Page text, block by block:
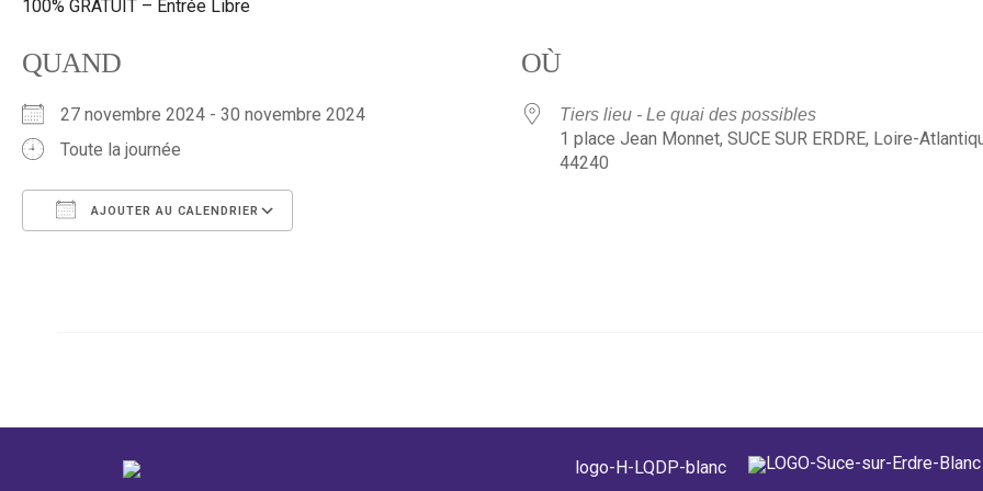
100% GRATUIT – Entrée Libre
QUAND
27 novembre 2024 - 30 novembre 2024
Toute la journée
AJOUTER AU CALENDRIER
OÙ
Tiers lieu - Le quai des possibles
1 place Jean Monnet, SUCE SUR ERDRE, Loire-
44240